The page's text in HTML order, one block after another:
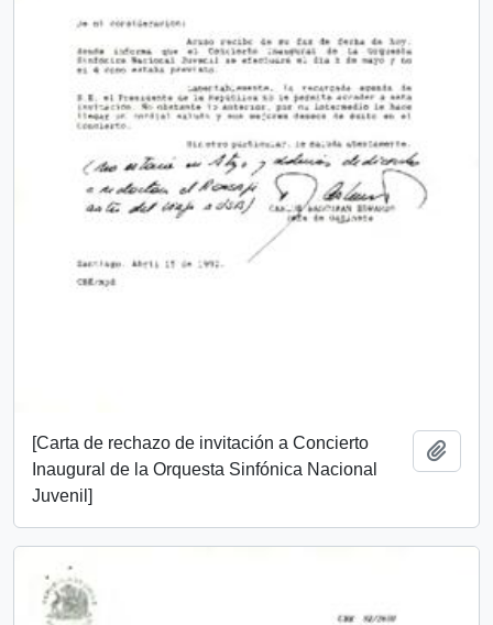
[Carta de rechazo de invitación a Concierto
Inaugural de la Orquesta Sinfónica Nacional
Juvenil]